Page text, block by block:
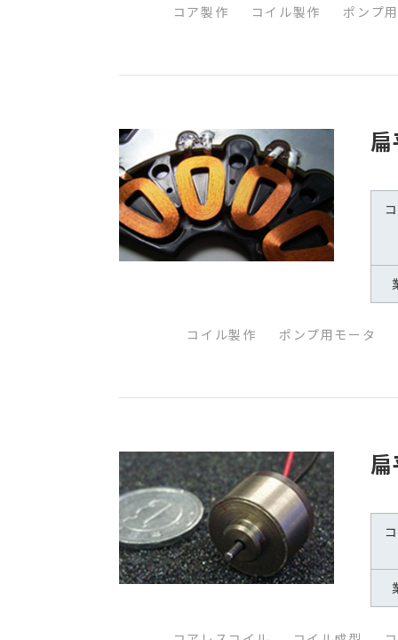
コア製作 コイル製作 ポンプ
コイル製作 ポンプ用モータ